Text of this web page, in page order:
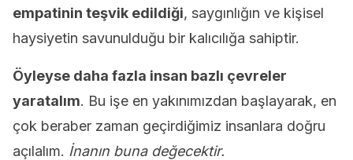
empatinin teşvik edildiği, saygınlığın ve kişisel
haysiyetin savunulduğu bir kalıcılığa sahiptir.
Öyleyse daha fazla insan bazlı çevreler
yaratalım. Bu işe en yakınımızdan başlayarak, en
çok beraber zaman geçirdiğimiz insanlara doğru
açılalım. İnanın buna değecektir.